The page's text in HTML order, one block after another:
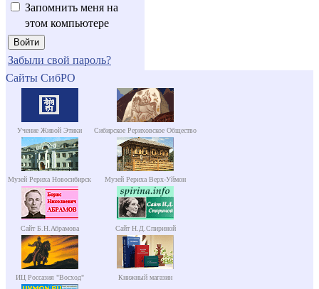
Запомнить меня на
этом компьютере
Забыли свой пароль?
Сайты СибРО
Учение Живой Этики Сибирское Рериховское Общество
Музей Рериха Новосибирск Музей Рериха Верх-Уймон
Сайт Б.Н.Абрамова Сайт Н.Д.Спириной
ИЦ Россазия "Восход" Книжный магазин